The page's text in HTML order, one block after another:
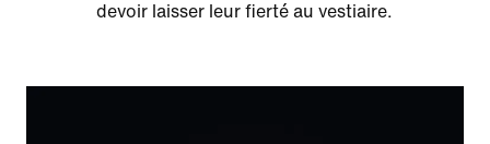
devoir laisser leur fierté au vestiaire.